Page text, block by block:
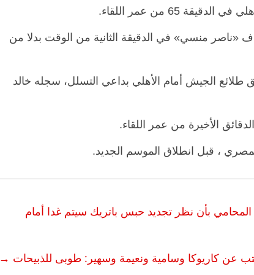
65 من عمر اللقاء.
«ناصر منسي» في الدقيقة الثانية من الوقت بدلا من
طلائع الجيش أمام الأهلي بداعي التسلل، سجله خالد
الأخيرة من عمر اللقاء.
، قبل انطلاق الموسم الجديد.
المحامي بأن نظر تجديد حبس باتريك سيتم غدا أمام
عن كاريوكا وسامية ونعيمة وسهير: طوبى للذبيحات →